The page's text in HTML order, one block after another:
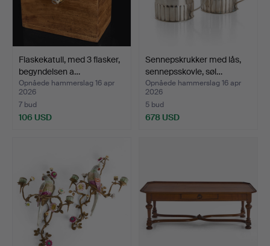
Flaskekatull, med 3 flasker,
begyndelsen a…
Opnåede hammerslag 16 apr
2026
7 bud
106 USD
Sennepskrukker med lås,
sennepsskovle, søl…
Opnåede hammerslag 16 apr
2026
5 bud
678 USD